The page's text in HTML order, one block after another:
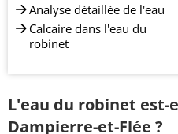
Analyse détaillée de l'eau
Calcaire dans l'eau du
robinet
L'eau du robinet est-
Dampierre-et-Flée ?